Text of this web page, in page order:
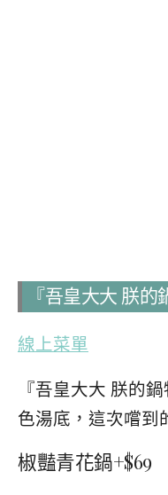
『吾皇大大 朕
線上菜單
『吾皇大大 朕的
色湯底，這次嚐到
椒豔青花鍋+$69